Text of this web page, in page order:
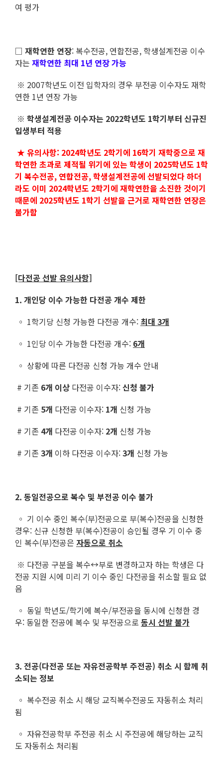
여 평가
□ 재학연한 연장: 복수전공, 연합전공, 학생설계전공 이수
자는 재학연한 최대 1년 연장 가능
※ 2007학년도 이전 입학자의 경우 부전공 이수자도 재학
연한 1년 연장 가능
※ 학생설계전공 이수자는 2022학년도 1학기부터 신규진
입생부터 적용
★ 유의사항: 2024학년도 2학기에 16학기 재학중으로 재
학연한 초과로 제적될 위기에 있는 학생이 2025학년도 1학
기 복수전공, 연합전공, 학생설계전공에 선발되었다 하더
라도 이미 2024학년도 2학기에 재학연한을 소진한 것이기
때문에 2025학년도 1학기 선발을 근거로 재학연한 연장은
불가함
[다전공 선발 유의사항]
1. 개인당 이수 가능한 다전공 개수 제한
◦ 1학기당 신청 가능한 다전공 개수: 최대 3개
◦ 1인당 이수 가능한 다전공 개수: 6개
◦ 상황에 따른 다전공 신청 가능 개수 안내
# 기존 6개 이상 다전공 이수자:신청 불가
# 기존 5개 다전공 이수자: 1개 신청 가능
# 기존 4개 다전공 이수자: 2개 신청 가능
# 기존 3개 이하 다전공 이수자:3개 신청 가능
2. 동일전공으로 복수 및 부전공 이수 불가
◦ 기 이수 중인 복수(부)전공으로 부(복수)전공을 신청한
경우: 신규 신청한 부(복수)전공이 승인될 경우 기 이수 중
인 복수(부)전공은 자동으로 취소
※ 다전공 구분을 복수↔부로 변경하고자 하는 학생은 다
전공 지원 시에 미리 기 이수 중인 다전공을 취소할 필요 없
음
◦ 동일 학년도/학기에 복수/부전공을 동시에 신청한 경
우: 동일한 전공에 복수 및 부전공으로 동시 선발 불가
3. 전공(다전공 또는 자유전공학부 주전공) 취소 시 함께 취
소되는 정보
◦ 복수전공 취소 시 해당 교직복수전공도 자동취소 처리
됨
◦ 자유전공학부 주전공 취소 시 주전공에 해당하는 교직
도 자동취소 처리됨